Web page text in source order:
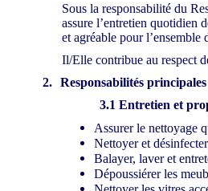
Sous la responsabilité du
assure l’entretien quotidien
et agréable pour l’ensemble
Il/Elle contribue au respect
2. Responsabilités principales
3.1 Entretien et
Assurer le nettoyage
Nettoyer et
Balayer, laver et
Dépoussiérer les